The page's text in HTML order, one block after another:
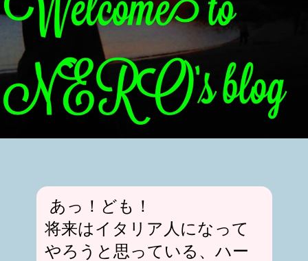
あっ！ども！
将来はイタリア人になって
やろうと思っている、 ハー